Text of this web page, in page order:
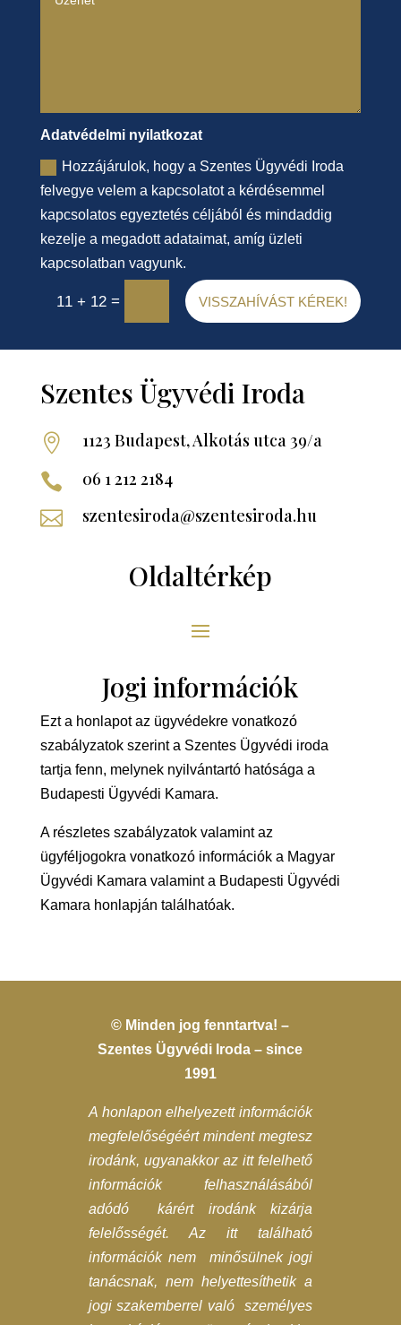
Adatvédelmi nyilatkozat
Hozzájárulok, hogy a Szentes Ügyvédi Iroda
felvegye velem a kapcsolatot a kérdésemmel
kapcsolatos egyeztetés céljából és mindaddig
kezelje a megadott adataimat, amíg üzleti
kapcsolatban vagyunk.
11 + 12 = VISSZAHÍVÁST KÉREK!
Szentes Ügyvédi Iroda
 1123 Budapest, Alkotás utca 39/a
 06 1 212 2184
 szentesiroda@szentesiroda.hu
Oldaltérkép
Jogi információk
Ezt a honlapot az ügyvédekre vonatkozó
szabályzatok szerint a Szentes Ügyvédi iroda
tartja fenn, melynek nyilvántartó hatósága a
Budapesti Ügyvédi Kamara.
A részletes szabályzatok valamint az
ügyféljogokra vonatkozó információk a Magyar
Ügyvédi Kamara valamint a Budapesti Ügyvédi
Kamara honlapján találhatóak.
© Minden jog fenntartva! –
Szentes Ügyvédi Iroda – since
1991
A honlapon elhelyezett információk
megfelelőségéért mindent megtesz
irodánk, ugyanakkor az itt felelhető
információk felhasználásából
adódó kárért irodánk kizárja
felelősségét. Az itt található
információk nem minősülnek jogi
tanácsnak, nem helyettesíthetik a
jogi szakemberrel való személyes